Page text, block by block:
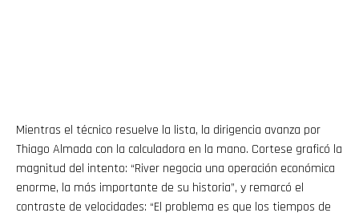
Mientras el técnico resuelve la lista, la dirigencia avanza por
Thiago Almada con la calculadora en la mano. Cortese graficó la
magnitud del intento: “River negocia una operación económica
enorme, la más importante de su historia”, y remarcó el
contraste de velocidades: “El problema es que los tiempos de